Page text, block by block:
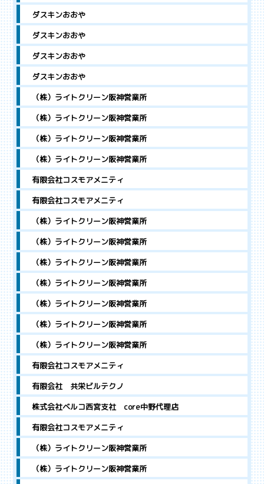
ダスキンおおや
ダスキンおおや
ダスキンおおや
ダスキンおおや
（株）ライトクリーン阪神営業所
（株）ライトクリーン阪神営業所
（株）ライトクリーン阪神営業所
（株）ライトクリーン阪神営業所
有限会社コスモアメニティ
有限会社コスモアメニティ
（株）ライトクリーン阪神営業所
（株）ライトクリーン阪神営業所
（株）ライトクリーン阪神営業所
（株）ライトクリーン阪神営業所
（株）ライトクリーン阪神営業所
（株）ライトクリーン阪神営業所
（株）ライトクリーン阪神営業所
有限会社コスモアメニティ
有限会社 共栄ビルテクノ
株式会社ベルコ西宮支社 core中野代理店
有限会社コスモアメニティ
（株）ライトクリーン阪神営業所
（株）ライトクリーン阪神営業所